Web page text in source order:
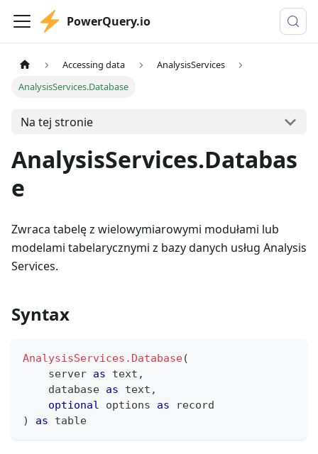
PowerQuery.io
Accessing data
AnalysisServices
AnalysisServices.Database
Na tej stronie
AnalysisServices.Databas
e
Zwraca tabelę z wielowymiarowymi modułami lub
modelami tabelarycznymi z bazy danych usług Analysis
Services.
Syntax
AnalysisServices.Database(
    server
as text ,
    database
as text ,
optional options as
record
)
as table